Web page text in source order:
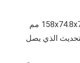
كما أن الأبعاد المتوفرة لهذا الإصدار هي 158x74.8x7.8 مم
التحديث الذي يصل